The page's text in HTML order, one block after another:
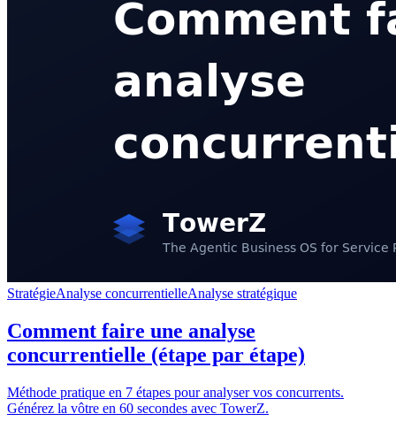
StratégieAnalyse concurrentielleAnalyse stratégique
Comment faire une analyse
concurrentielle (étape par étape)
Méthode pratique en 7 étapes pour analyser vos concurrents.
Générez la vôtre en 60 secondes avec TowerZ.